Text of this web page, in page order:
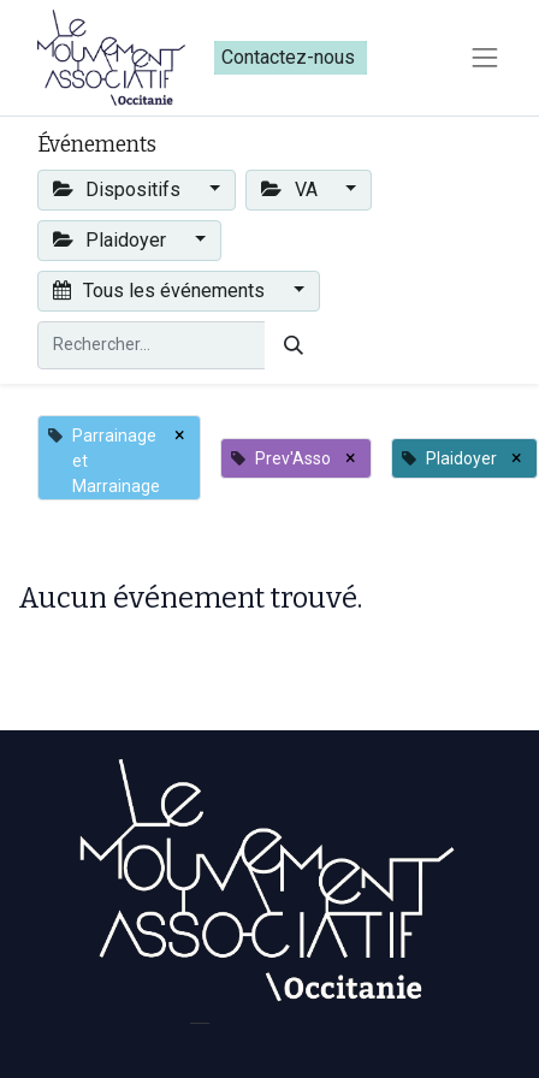
Contactez-nous​​
Événements
Dispositifs VA
Plaidoyer
Tous les événements
Parrainage
et
Marrainage
×
Prev'Asso × Plaidoyer ×
Aucun événement trouvé.